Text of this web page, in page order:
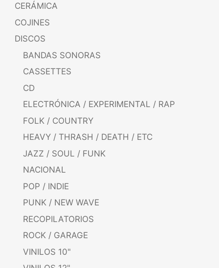
CERÁMICA
COJINES
DISCOS
BANDAS SONORAS
CASSETTES
CD
ELECTRÓNICA / EXPERIMENTAL / RAP
FOLK / COUNTRY
HEAVY / THRASH / DEATH / ETC
JAZZ / SOUL / FUNK
NACIONAL
POP / INDIE
PUNK / NEW WAVE
RECOPILATORIOS
ROCK / GARAGE
VINILOS 10"